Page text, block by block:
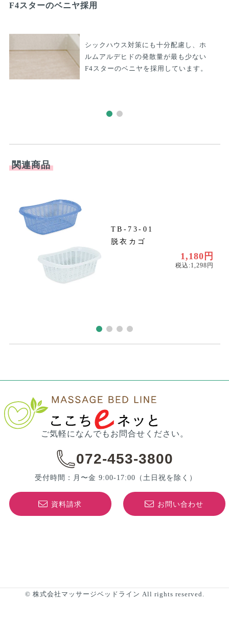
F4スターのベニヤ採用
シックハウス対策にも十分配慮し、ホ
ルムアルデヒドの発散量が最も少ない
F4スターのベニヤを採用しています。
関連商品
TB-73-01
脱衣カゴ
1,180円
税込:1,298円
ご気軽になんでもお問合せください。
072-453-3800
受付時間：月〜金 9:00-17:00 （土日祝を除く）
資料請求 お問い合わせ
© 株式会社マッサージベッドライン All rights reserved.